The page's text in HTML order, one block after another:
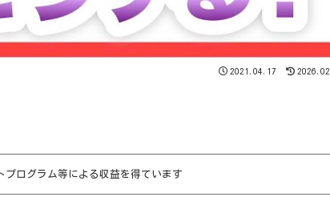
2021.04.17
プログラム等による収益を得ています